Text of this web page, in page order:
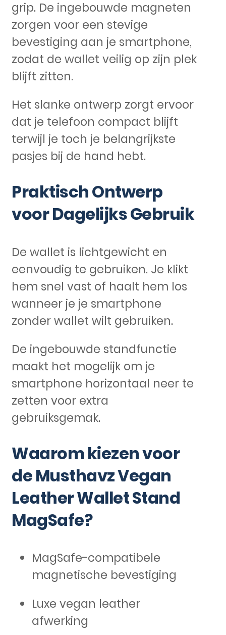
grip. De ingebouwde magneten
zorgen voor een stevige
bevestiging aan je smartphone,
zodat de wallet veilig op zijn plek
blijft zitten.
Het slanke ontwerp zorgt ervoor
dat je telefoon compact blijft
terwijl je toch je belangrijkste
pasjes bij de hand hebt.
Praktisch Ontwerp
voor Dagelijks Gebruik
De wallet is lichtgewicht en
eenvoudig te gebruiken. Je klikt
hem snel vast of haalt hem los
wanneer je je smartphone
zonder wallet wilt gebruiken.
De ingebouwde standfunctie
maakt het mogelijk om je
smartphone horizontaal neer te
zetten voor extra
gebruiksgemak.
Waarom kiezen voor
de Musthavz Vegan
Leather Wallet Stand
MagSafe?
MagSafe-compatibele
magnetische bevestiging
Luxe vegan leather
afwerking